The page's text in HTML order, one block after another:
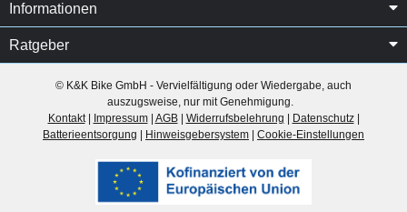
Informationen
Ratgeber
© K&K Bike GmbH - Vervielfältigung oder Wiedergabe, auch
auszugsweise, nur mit Genehmigung.
Kontakt| Impressum| AGB| Widerrufsbelehrung Datenschutz|
Batterieentsorgung
Hinweisgebersystem Cookie-Einstellungen